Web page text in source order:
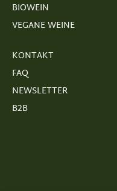
BIOWEIN
VEGANE WEINE
KONTAKT
FAQ
NEWSLETTER
B2B